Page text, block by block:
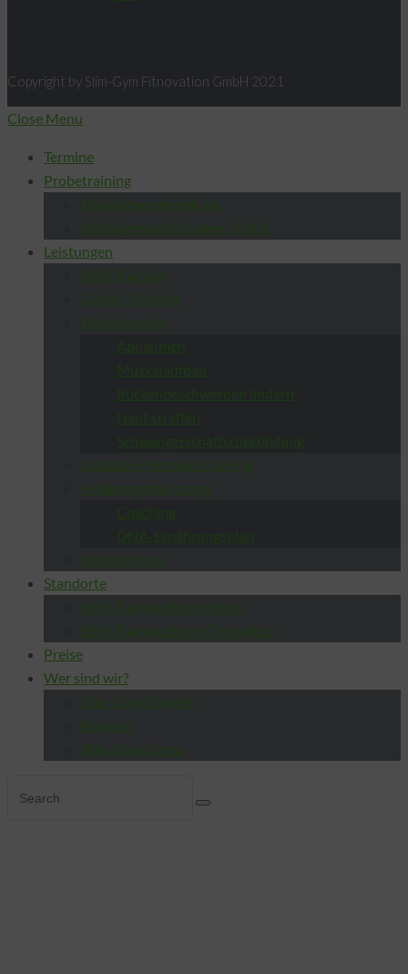
Copyright by Slim-Gym Fitnovation GmbH 2021
Close Menu
Termine
Probetraining
Trainingsvorbereitung
Häufig gestellte Fragen | FAQs
Leistungen
EMS-Training
Cardio-Training
Trainingsziele
Outdoor-Personal-Training
Ernährungsberatung
Firmenfitness
Standorte
EMS-Training Berlin Mitte
EMS-Training Berlin Tiergarten
Preise
Wer sind wir?
Slim-Gym Vorteile
Karriere
Slim-Gym Lizenz